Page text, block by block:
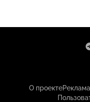
О проектеРеклама